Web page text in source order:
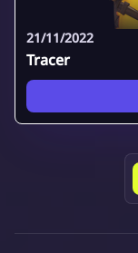
21/11/2022
Tracer